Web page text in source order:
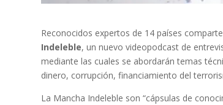
Reconocidos expertos de 14 países
Indeleble, un nuevo videopodcast de
mediante las cuales se abordarán temas
dinero, corrupción, financiamiento del
La Mancha Indeleble son “cápsulas de